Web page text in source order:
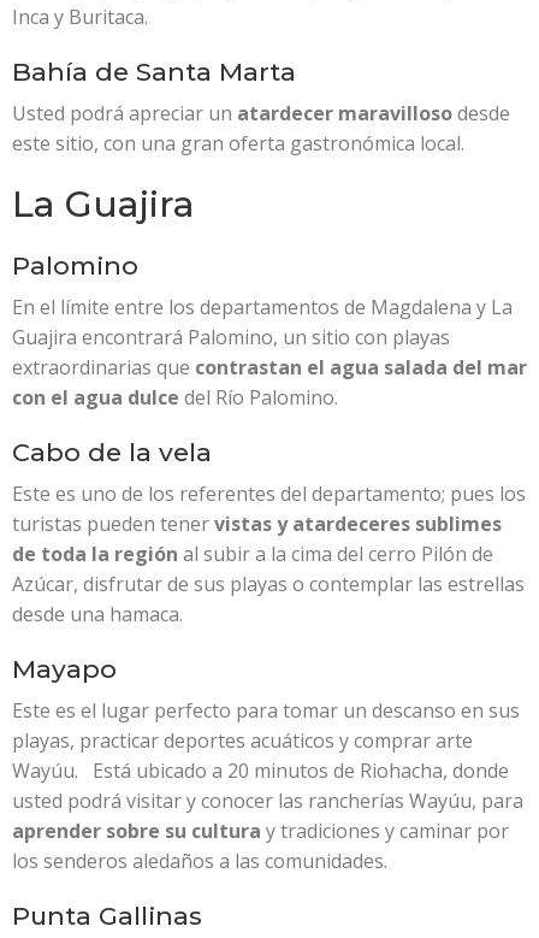
Inca y Buritaca.
Bahía de Santa Marta
Usted podrá apreciar un atardecer maravillosodesde
este sitio, con una gran oferta gastronómica local.
La Guajira
Palomino
En el límite entre los departamentos de Magdalena y La
Guajira encontrará Palomino, un sitio con playas
extraordinarias que contrastan el agua salada del mar
con el agua dulce del Río Palomino.
Cabo de la vela
Este es uno de los referentes del departamento; pues los
turistas pueden tenervistas y atardeceres sublimes
de toda la región al subir a la cima del cerro Pilón de
Azúcar, disfrutar de sus playas o contemplar las estrellas
desde una hamaca.
Mayapo
Este es el lugar perfecto para tomar un descanso en sus
playas, practicar deportes acuáticos y comprar arte
Wayúu. Está ubicado a 20 minutos de Riohacha, donde
usted podrá visitar y conocer las rancherías Wayúu, para
aprender sobre su cultura y tradiciones y caminar por
los senderos aledaños a las comunidades.
Punta Gallinas